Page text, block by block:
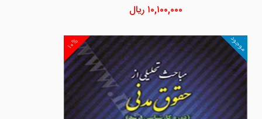
۱۰,۱۰۰,۰۰۰ ریال
۱۰% موجود